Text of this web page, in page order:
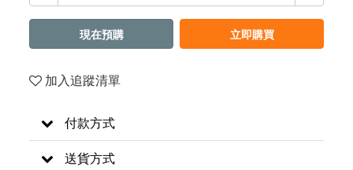
現在預購 立即購買
加入追蹤清單
付款方式
送貨方式